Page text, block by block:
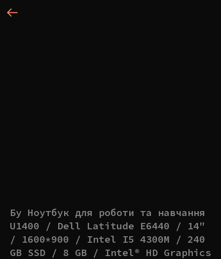
Бу Ноутбук для роботи та навчання
U1400 / Dell Latitude E6440 / 14"
/ 1600*900 / Intel I5 4300M / 240
GB SSD / 8 GB / Intel® HD Graphics